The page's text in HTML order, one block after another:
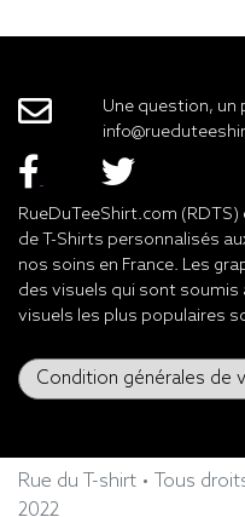
Une question, un
RueDuTeeShirt.com
de T-Shirts personnalisés
nos soins en France. Les
des visuels qui sont
visuels les plus populaires
Rue du T-shirt • Tous
2022